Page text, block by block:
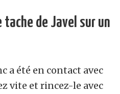
de Javel sur un
a été en contact avec
vite et rincez-le avec